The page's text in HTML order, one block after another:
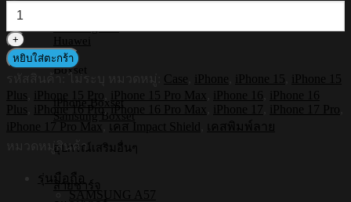
Samsung Tab
Huawei
Boxset
iPhone Boxset
Samsung Boxset
อุปกรณ์เสริมอื่นๆ
สายชาร์จ
SHIELD
เคส
ใส
กระแทก
iPhone
รุ่น
Ribbon4
iPhone17
หยิบใส่ตะกร้า
Case iPhone iPhone 15
iPhone 15
Plus
iPhone 15 Pro iPhone 15 Pro Max iPhone 16
iPhone 16
Plus
iPhone 16 Pro,iPhone 16 Pro Max iPhone 17 iPhone 17 Pro
iPhone 17 Pro Max
เคส Impact Shield
เคสพิมพ์ลาย
หมวดหมู่สินค้า
รุ่นมือถือ
SAMSUNG A57